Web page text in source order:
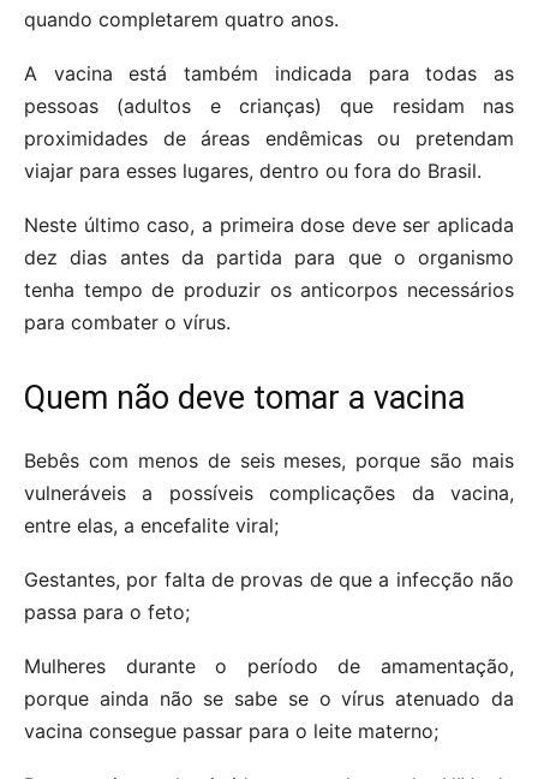
quando completarem quatro anos.
A vacina está também indicada para todas as
pessoas (adultos e crianças) que residam nas
proximidades de áreas endêmicas ou pretendam
viajar para esses lugares, dentro ou fora do Brasil.
Neste último caso, a primeira dose deve ser aplicada
dez dias antes da partida para que o organismo
tenha tempo de produzir os anticorpos necessários
para combater o vírus.
Quem não deve tomar a vacina
Bebês com menos de seis meses, porque são mais
vulneráveis a possíveis complicações da vacina,
entre elas, a encefalite viral;
Gestantes, por falta de provas de que a infecção não
passa para o feto;
Mulheres durante o período de amamentação,
porque ainda não se sabe se o vírus atenuado da
vacina consegue passar para o leite materno;